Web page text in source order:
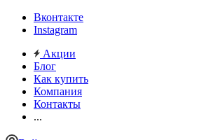
Вконтакте
Instagram
Акции
Блог
Как купить
Компания
Контакты
...